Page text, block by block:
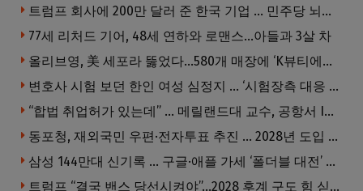
트럼프 회사에 200만 달러 준 한국 기업 … 민주당 뇌물의혹 조사
77세 리처드 기어, 48세 연하와 로맨스…아들과 3살 차
올리브영, 美 세포라 뚫었다…580개 매장에 ‘K뷰티에딧’ 론칭
변호사 시험 보던 한인 여성 심정지 … ‘시험장측 대응 부적절’ 소송
“합법 취업허가 있는데” … 메릴랜드대 교수, 공항서 ICE에 체포, 구금 중
동포청, 재외국민 우편·전자투표 추진 … 2028년 도입 목표
삼성 144만대 신기록 … 구글·애플 가세 ‘폴더블 대전’ 열린다
트럼프 “결국 밴스 당선시켜야”…2028 후계 구도 힘 싣나